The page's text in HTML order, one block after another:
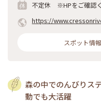
不定休 ※HPをご確認
https://
スポット情
森の中でのんびりス
動でも大活躍